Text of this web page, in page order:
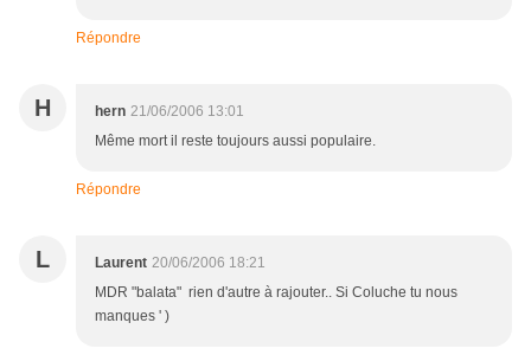
Répondre
H hern 21/06/2006 13:01
Même mort il reste toujours aussi populaire.
Répondre
L Laurent 20/06/2006 18:21
MDR "balata" rien d'autre à rajouter.. Si Coluche tu nous
manques ' )